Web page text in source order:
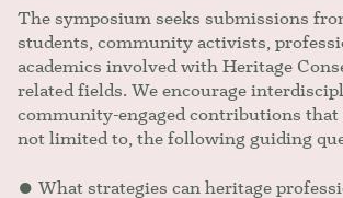
The symposium seeks submissions
students, community activists,
academics involved with Heritage
related fields. We encourage
community-engaged contributions that
not limited to, the following guiding
What strategies can heritage